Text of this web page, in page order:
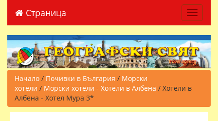
Страница Toggle
Начало / Почивки в България / Морски
хотели / Морски хотели - Хотели в Албена / Хотели в
Албена - Хотел Мура 3*